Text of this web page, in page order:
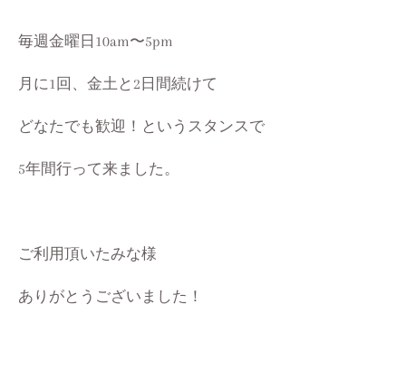
毎週金曜日10am〜5pm
月に1回、金土と2日間続けて
どなたでも歓迎！というスタンスで
5年間行って来ました。
ご利用頂いたみな様
ありがとうございました！